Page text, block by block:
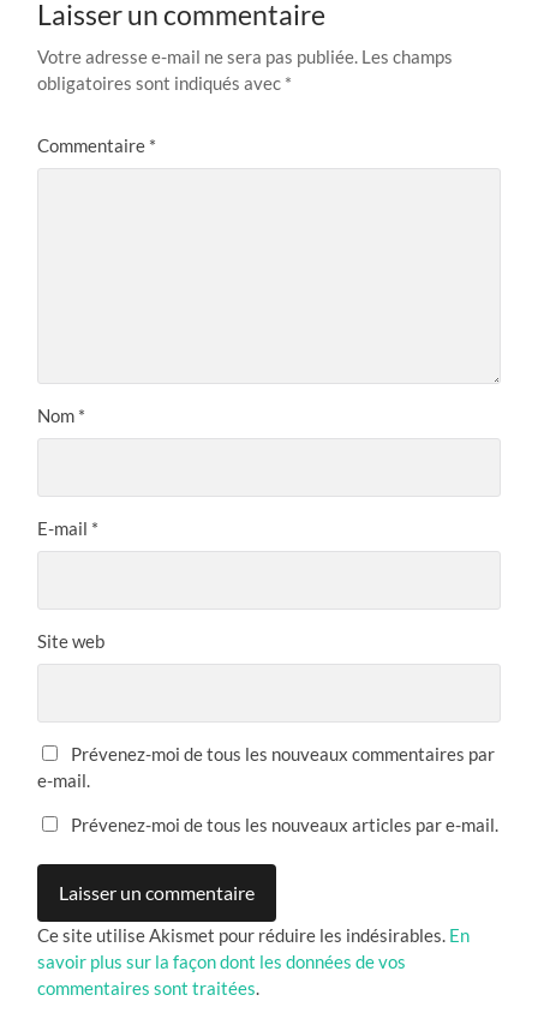
Laisser un commentaire
Votre adresse e-mail ne sera pas publiée. Les champs
obligatoires sont indiqués avec *
Commentaire *
Nom *
E-mail *
Site web
Prévenez-moi de tous les nouveaux commentaires par
e-mail.
Prévenez-moi de tous les nouveaux articles par e-mail.
Ce site utilise Akismet pour réduire les indésirables. En
savoir plus sur la façon dont les données de vos
commentaires sont traitées.